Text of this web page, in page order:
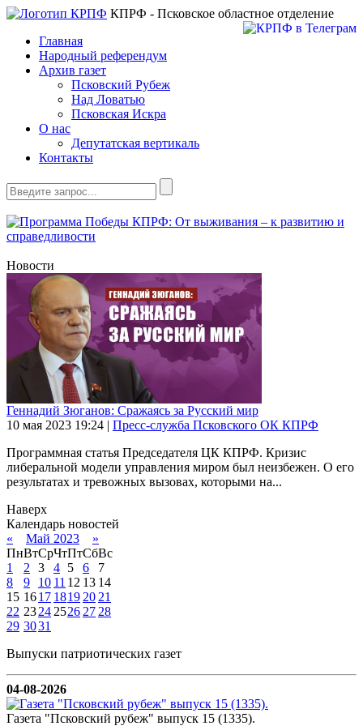
КПРФ - Псковское областное отделение
Главная
Народный референдум
Архив газет
Псковский Рубеж
Над Ловатью
Псковская Искра
О нас
Депутатская вертикаль
Контакты
Новости
Геннадий Зюганов: Сражаясь за Русский мир
10 мая 2023 19:24 | Пресс-служба Псковского ОК КПРФ
Программная статья Председателя ЦК КПРФ. Кризис
либеральной модели управления миром был неизбежен. О его
результатах и тревожных вызовах, которыми на...
Наверх
Календарь новостей
«
Май 2023
»
ПнВтСрЧтПтСбВс
1
2 3 4 5 6
7
8
9 10 11 12 13 14
15 1617 1819 20 21
22 2324 2526 27 28
29 3031
Выпуски патриотических газет
04-08-2026
Газета "Псковский рубеж" выпуск 15 (1335).